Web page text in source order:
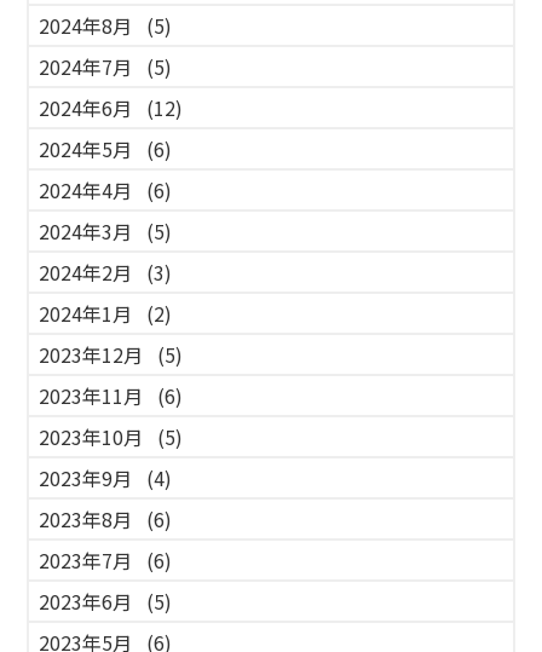
2024年8月
(5)
2024年7月
(5)
2024年6月
(12)
2024年5月
(6)
2024年4月
(6)
2024年3月
(5)
2024年2月
(3)
2024年1月
(2)
2023年12月
(5)
2023年11月
(6)
2023年10月
(5)
2023年9月
(4)
2023年8月
(6)
2023年7月
(6)
2023年6月
(5)
2023年5月
(6)